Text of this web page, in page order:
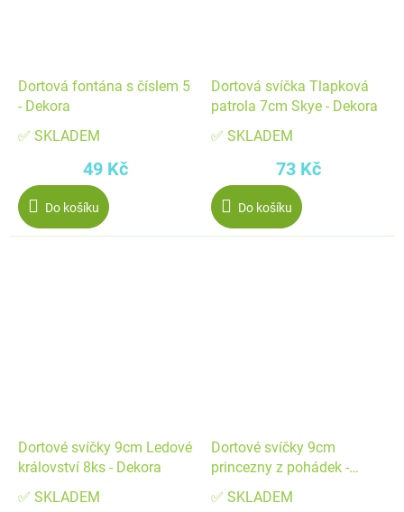
Dortová fontána s číslem 5
- Dekora
✅ SKLADEM
49 Kč
Do košíku
Dortová svíčka Tlapková
patrola 7cm Skye - Dekora
✅ SKLADEM
73 Kč
Do košíku
Dortové svíčky 9cm Ledové
království 8ks - Dekora
✅ SKLADEM
Dortové svíčky 9cm
princezny z pohádek -
Dekora
✅ SKLADEM